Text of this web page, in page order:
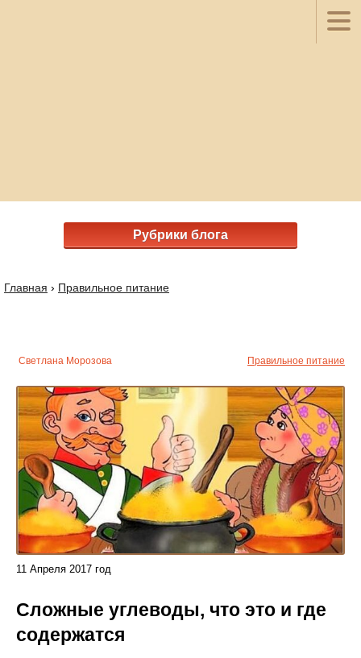
Рубрики блога
Главная › Правильное питание
Светлана Морозова Правильное питание
11 Апреля 2017 год
Сложные углеводы, что это и где
содержатся